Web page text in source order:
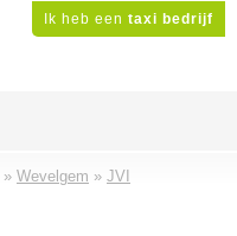
Ik heb een taxi bedrijf
» Wevelgem » JVI